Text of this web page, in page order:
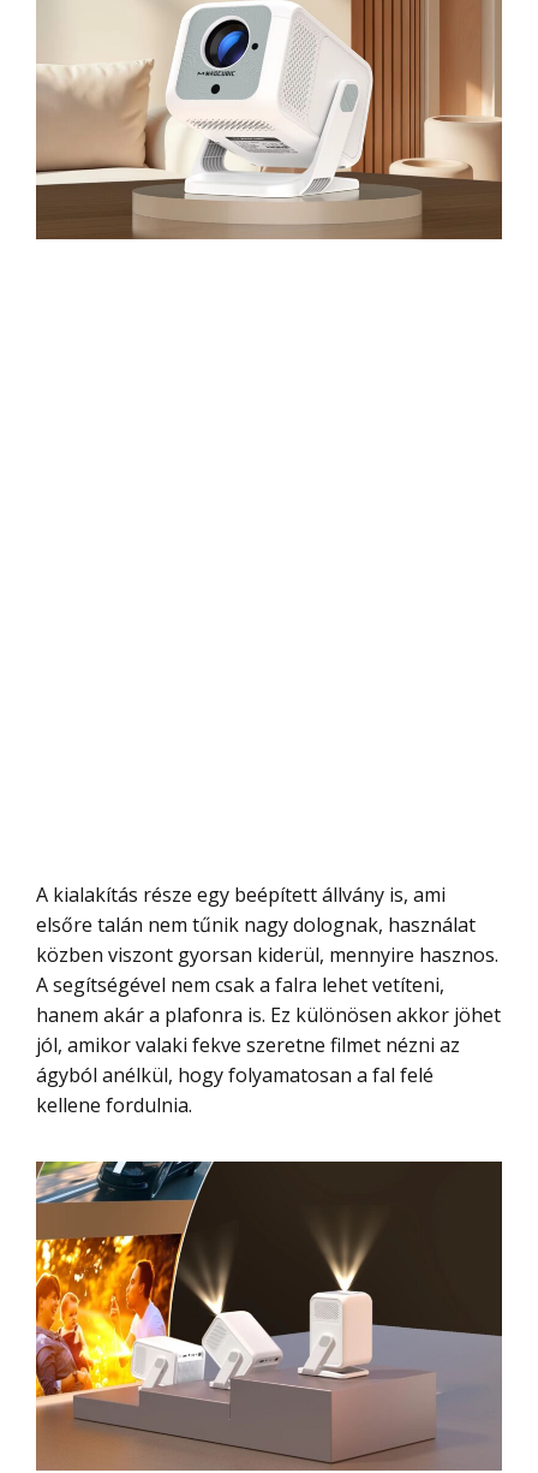
A kialakítás része egy beépített állvány is, ami
elsőre talán nem tűnik nagy dolognak, használat
közben viszont gyorsan kiderül, mennyire hasznos.
A segítségével nem csak a falra lehet vetíteni,
hanem akár a plafonra is. Ez különösen akkor jöhet
jól, amikor valaki fekve szeretne filmet nézni az
ágyból anélkül, hogy folyamatosan a fal felé
kellene fordulnia.